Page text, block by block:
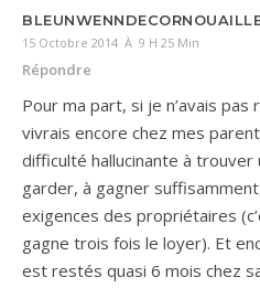
15 Octobre 2014 À 9 H 25 Min
Répondre
Pour ma part, si je n’avais
vivrais encore chez mes
difficulté hallucinante à trouver
garder, à gagner
exigences des propriétaires
gagne trois fois le loyer). Et
est restés quasi 6 mois chez